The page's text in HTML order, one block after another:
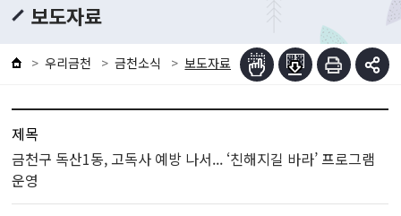
보도자료
우리금천 금천소식 보도자료
제목
금천구 독산1동, 고독사 예방 나서... ‘친해지길 바라’ 프로그램
운영